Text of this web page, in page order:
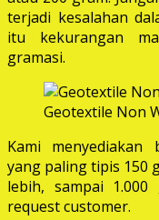
terjadi kesalahan
itu kekurangan
gramasi.
Geotextile Non
Kami
yang paling tipis 150
lebih, sampai
request customer.